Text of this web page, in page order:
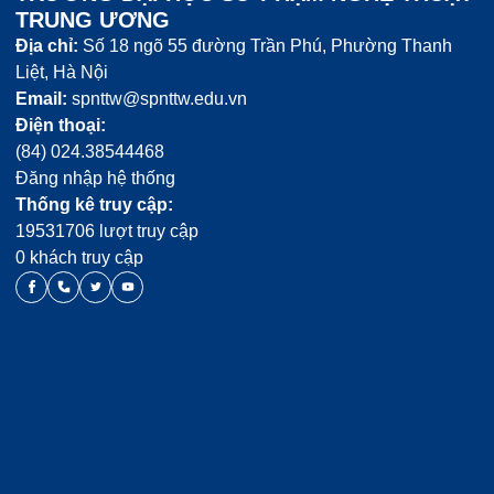
TRUNG ƯƠNG
Địa chỉ: Số 18 ngõ 55 đường Trần Phú, Phường Thanh
Liệt, Hà Nội
Email: spnttw@spnttw.edu.vn
Điện thoại:
(84) 024.38544468
Đăng nhập hệ thống
Thống kê truy cập:
19531706 lượt truy cập
0 khách truy cập